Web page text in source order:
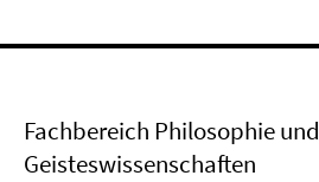
Fachbereich Philosophie und
Geisteswissenschaften